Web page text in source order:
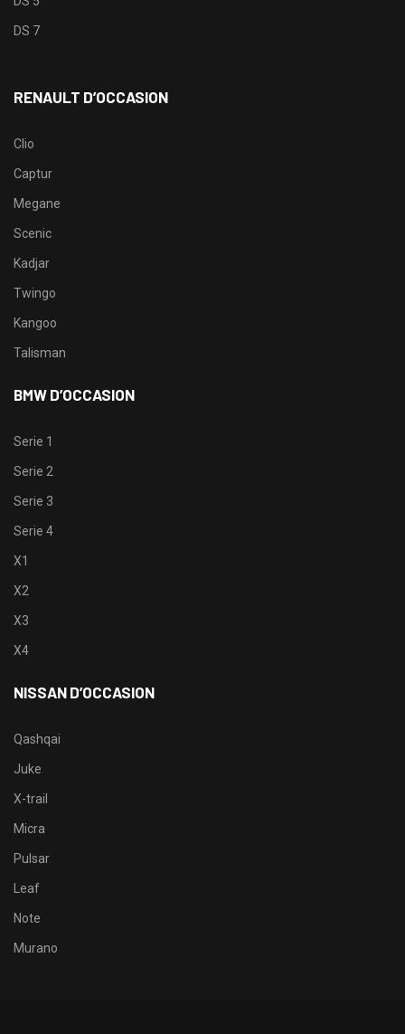
DS 7
RENAULT D’OCCASION
Clio
Captur
Megane
Scenic
Kadjar
Twingo
Kangoo
Talisman
BMW D’OCCASION
Serie 1
Serie 2
Serie 3
Serie 4
X1
X2
X3
X4
NISSAN D’OCCASION
Qashqai
Juke
X-trail
Micra
Pulsar
Leaf
Note
Murano